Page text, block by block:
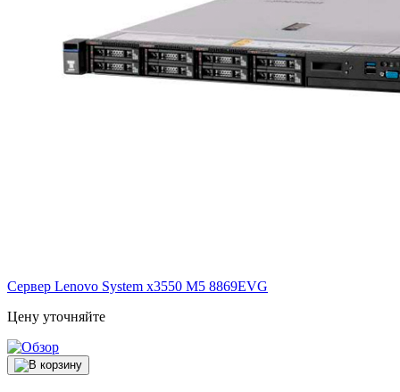
Сервер Lenovo System x3550 M5 8869EVG
Цену уточняйте